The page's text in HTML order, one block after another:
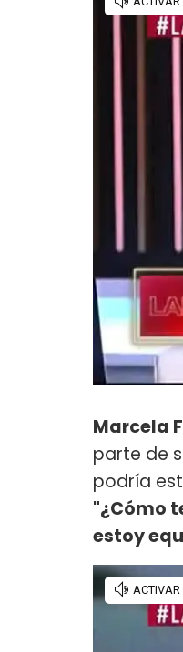
Marcela
parte de
podría
"¿Cómo
estoy